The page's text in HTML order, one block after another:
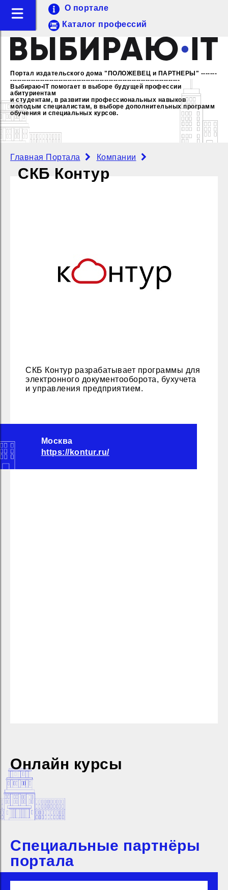
Портал издательского дома "ПОЛОЖЕВЕЦ и ПАРТНЕРЫ" -------
--------------------------------------------------------------------------
Выбираю•IT помогает в выборе будущей профессии
абитуриентам
и студентам, в развитии профессиональных навыков
молодым специалистам, в выборе дополнительных программ
обучения и специальных курсов.
О портале
Каталог профессий
Главная Портала Компании
СКБ Контур
СКБ Контур разрабатывает программы для
электронного документооборота, бухучета
и управления предприятием.
Москва
https://kontur.ru/
Онлайн курсы
Специальные партнёры
портала